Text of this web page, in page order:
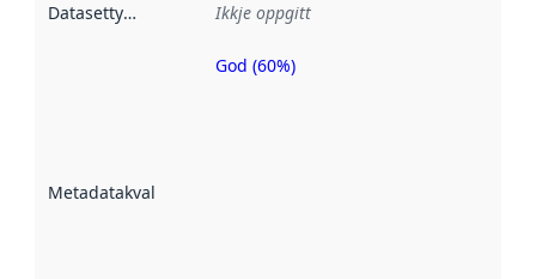
Datasettype Ikkje oppgitt
Metadatakvalitet
Metadatakvalitet
God (60%)